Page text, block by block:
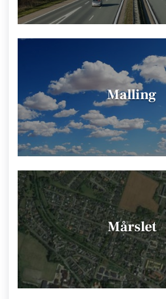
Malling
Mårslet